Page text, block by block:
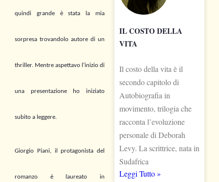
quindi grande è stata la mia
sorpresa trovandolo autore di un
thriller. Mentre aspettavo l’inizio di
una presentazione ho iniziato
subito a leggere.
Giorgio Piani, il protagonista del
romanzo è laureato in
IL COSTO DELLA
VITA
Il costo della vita è il
secondo capitolo di
Autobiografia in
movimento, trilogia che
racconta l’evoluzione
personale di Deborah
Levy. La scrittrice, nata in
Sudafrica
Leggi Tutto »